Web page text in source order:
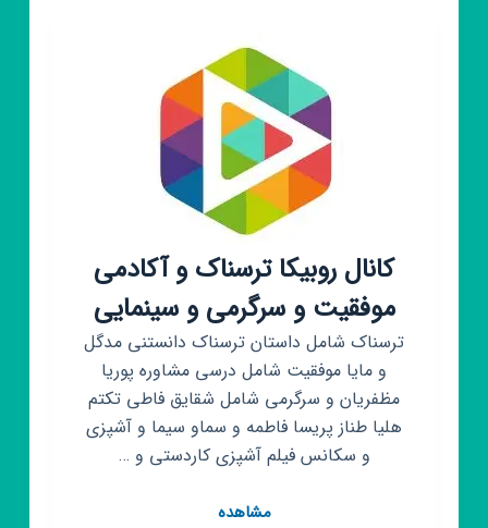
کانال روبیکا ترسناک و آکادمی
موفقیت و سرگرمی و سینمایی
ترسناک شامل داستان ترسناک دانستنی مدگل
و مایا موفقیت شامل درسی مشاوره پوریا
مظفریان و سرگرمی شامل شقایق فاطی تکتم
هلیا طناز پریسا فاطمه و سماو سیما و آشپزی
و سکانس فیلم آشپزی کاردستی و …
مشاهدهکانال